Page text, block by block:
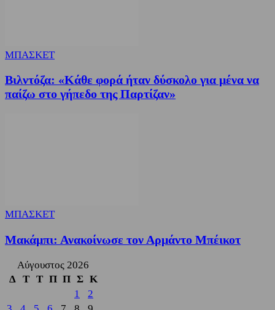
ΜΠΑΣΚΕΤ
Βιλντόζα: «Κάθε φορά ήταν δύσκολο για μένα να
παίζω στο γήπεδο της Παρτίζαν»
ΜΠΑΣΚΕΤ
Μακάμπι: Ανακοίνωσε τον Αρμάντο Μπέικοτ
Αύγουστος 2026
Δ
Τ Τ Π Π Σ Κ
1
2